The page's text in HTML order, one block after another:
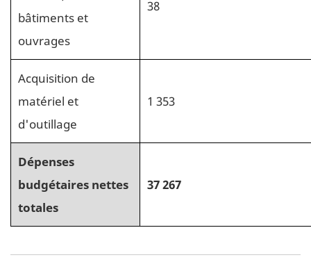
bâtiments et
ouvrages
38
Acquisition de
matériel et
d'outillage
1 353
Dépenses
budgétaires nettes
totales
37 267